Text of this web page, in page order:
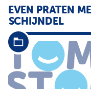
EVEN PRATEN
SCHIJNDEL